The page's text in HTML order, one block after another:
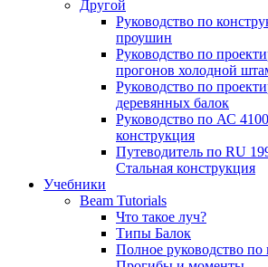
Другой
Руководство по
проушин
Руководство по
прогонов холодной
Руководство по
деревянных балок
Руководство по АС
конструкция
Путеводитель по RU
Стальная конструкция
Учебники
Beam Tutorials
Что такое луч?
Типы Балок
Полное руководство по